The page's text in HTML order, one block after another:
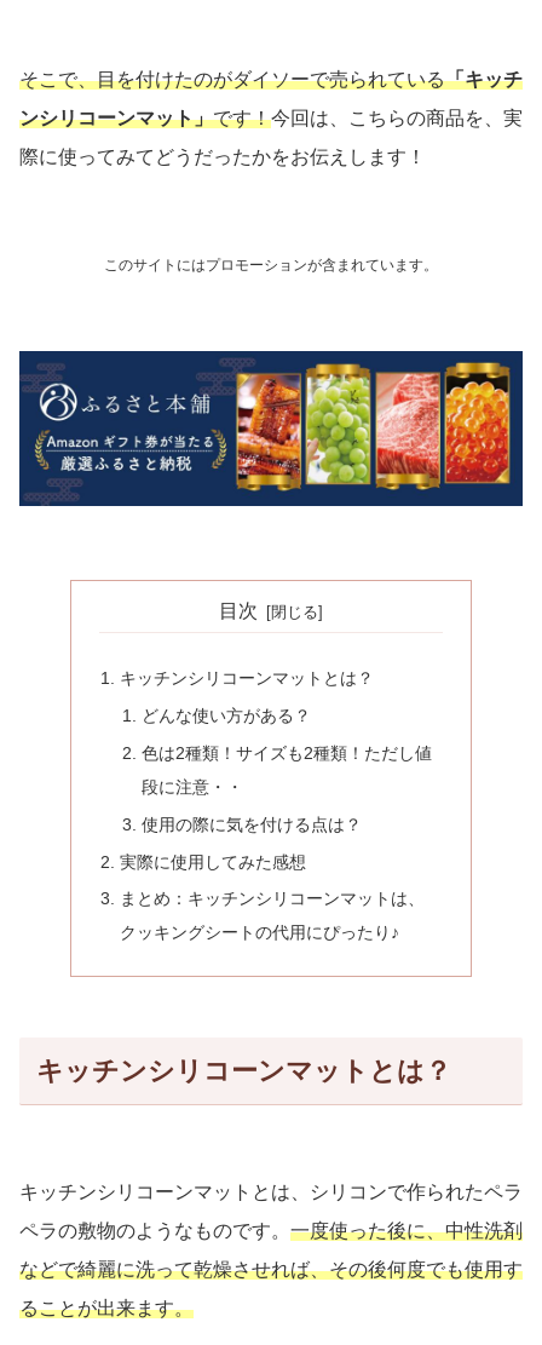
そこで、目を付けたのがダイソーで売られている「キッチ
ンシリコーンマット」です！今回は、こちらの商品を、実
際に使ってみてどうだったかをお伝えします！
このサイトにはプロモーションが含まれています。
目次
キッチンシリコーンマットとは？
どんな使い方がある？
色は2種類！サイズも2種類！ただし値
段に注意・・
使用の際に気を付ける点は？
実際に使用してみた感想
まとめ：キッチンシリコーンマットは、
クッキングシートの代用にぴったり♪
キッチンシリコーンマットとは？
キッチンシリコーンマットとは、シリコンで作られたペラ
ペラの敷物のようなものです。 一度使った後に、中性洗剤
などで綺麗に洗って乾燥させれば、その後何度でも使用す
ることが出来ます。